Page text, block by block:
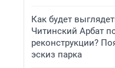
Как будет
Читинский Арбат
реконструкции?
эскиз парка